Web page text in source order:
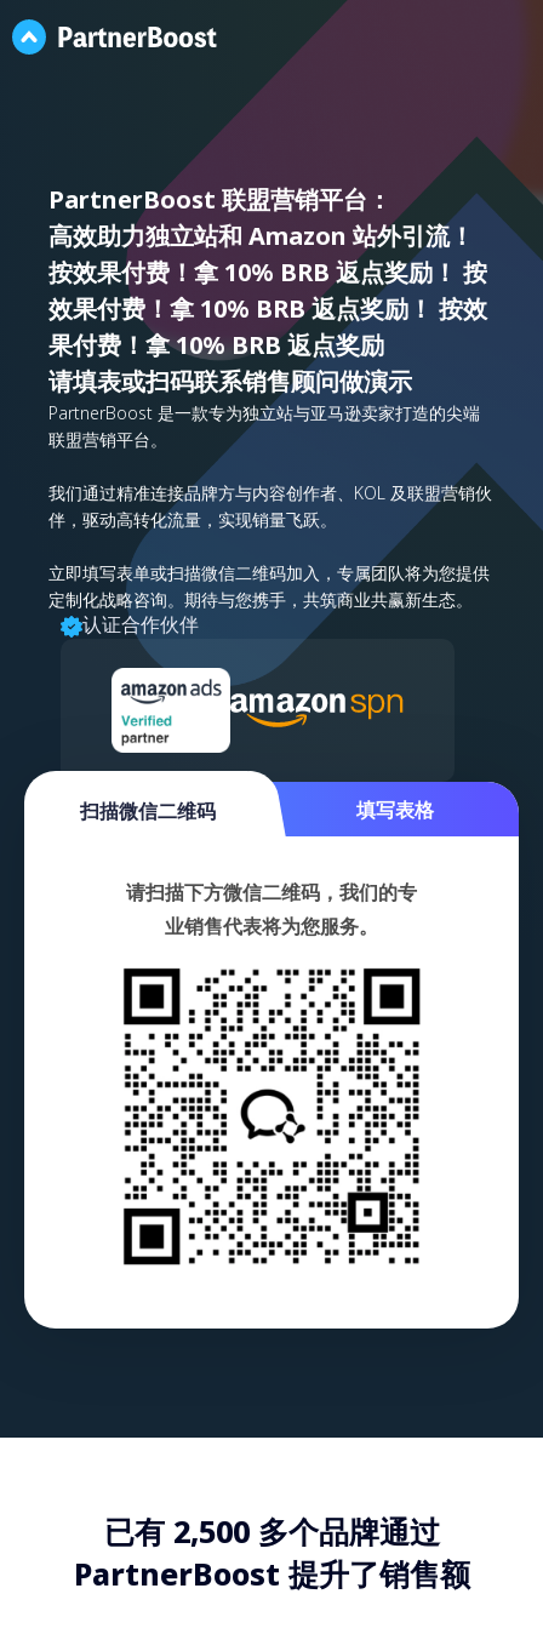
PartnerBoost 联盟营销平台：
高效助力独立站和 Amazon 站外引流！
按效果付费！拿 10% BRB 返点奖励！ 按
效果付费！拿 10% BRB 返点奖励！ 按效
果付费！拿 10% BRB 返点奖励
请填表或扫码联系销售顾问做演示
PartnerBoost 是一款专为独立站与亚马逊卖家打造的尖端
联盟营销平台。
我们通过精准连接品牌方与内容创作者、KOL 及联盟营销伙
伴，驱动高转化流量，实现销量飞跃。
立即填写表单或扫描微信二维码加入，专属团队将为您提供
定制化战略咨询。期待与您携手，共筑商业共赢新生态。
认证合作伙伴
扫描微信二维码
扫描微信二维码 填写表格
请扫描下方微信二维码，我们的专
业销售代表将为您服务。
已有 2,500 多个品牌通过
PartnerBoost 提升了销售额